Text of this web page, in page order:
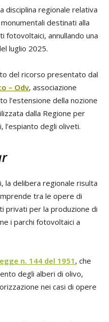
disciplina regionale relativa
destinati alla
fotovoltaici, annullando una
luglio 2025.
del ricorso presentato dal
– Odv, associazione
l’estensione della nozione
dalla Regione per
l’espianto degli oliveti.
la delibera regionale risulta
tra le opere di
privati per la produzione di
i parchi fotovoltaici a
n. 144 del 1951, che
degli alberi di olivo,
nei casi di opere